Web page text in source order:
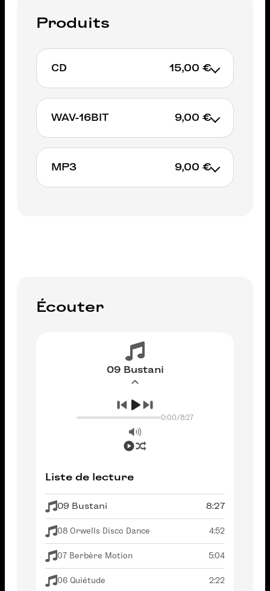
Produits
CD 15,00 €
AJOUTER AU PANIER
WAV-16BIT 9,00 €
AJOUTER AU PANIER
MP3 9,00 €
Écouter
09 Bustani
0:00/8:27
Liste de lecture
09 Bustani 8:27
08 Orwells Disco Dance 4:52
07 Berbère Motion 5:04
06 Quiétude 2:22